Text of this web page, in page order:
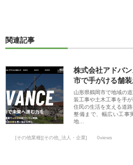
関連記事
株式会社アドバ
市で手がける舗
山形県鶴岡市で地域の
装工事や土木工事を手
住民の生活を支える道
整備まで、幅広い工事
地…
[その他業種][その他_法人・企業] 0views